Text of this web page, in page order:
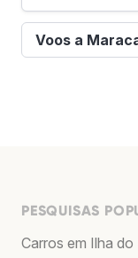
Voos a
PESQUISAS
Carros em Ilha do